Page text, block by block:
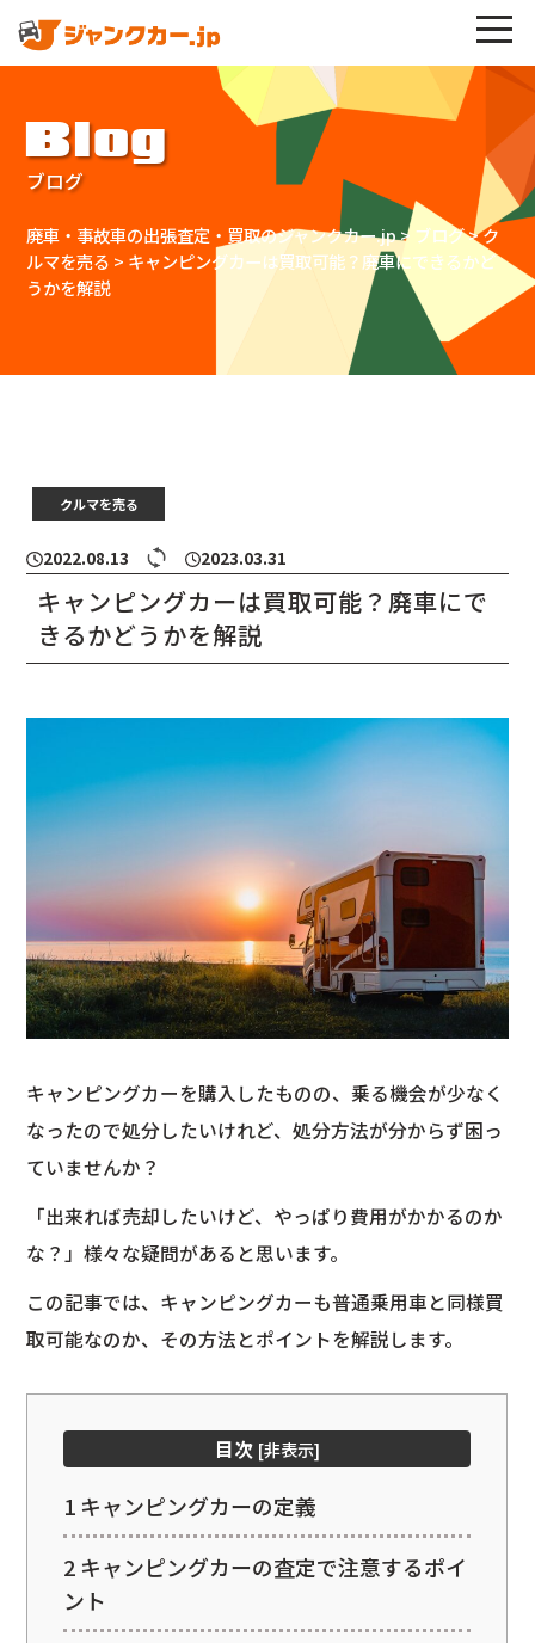
Blog
ブログ
廃車・事故車の出張査定・買取のジャンクカー.jp> ブログ>ク
ルマを売る > キャンピングカーは買取可能？廃車にできるかど
うかを解説
クルマを売る
2022.08.13 2023.03.31
キャンピングカーは買取可能？廃車にで
きるかどうかを解説
キャンピングカーを購入したものの、乗る機会が少なく
なったので処分したいけれど、処分方法が分からず困っ
ていませんか？
「出来れば売却したいけど、やっぱり費用がかかるのか
な？」様々な疑問があると思います。
この記事では、キャンピングカーも普通乗用車と同様買
取可能なのか、その方法とポイントを解説します。
目次 [非表示]
1 キャンピングカーの定義
2 キャンピングカーの査定で注意するポイ
ント